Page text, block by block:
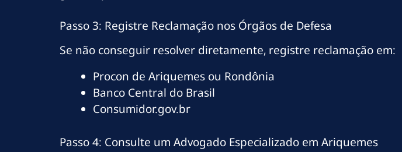
Passo 3: Registre Reclamação nos Órgãos de Defesa
Se não conseguir resolver diretamente, registre reclamação em:
Procon de Ariquemes ou Rondônia
Banco Central do Brasil
Consumidor.gov.br
Passo 4: Consulte um Advogado Especializado em Ariquemes